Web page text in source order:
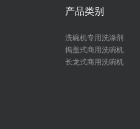
产品类别
洗碗机专用洗涤剂
揭盖式商用洗碗机
长龙式商用洗碗机